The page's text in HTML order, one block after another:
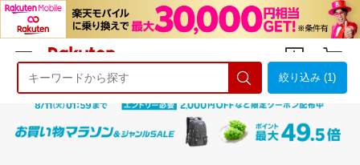
ようこそ 楽天市場へ ログイン
絞り込み (1)